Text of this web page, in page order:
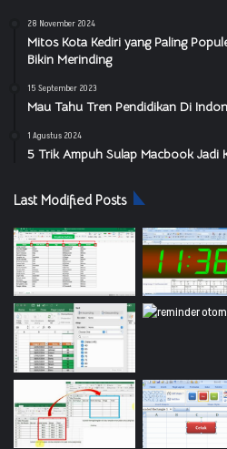
28 November 2024
Mitos Kota Kediri yang Paling
Bikin Merinding
15 September 2023
Mau Tahu Tren Pendidikan Di
1 Agustus 2024
5 Trik Ampuh Sulap Macbook Jadi
Last Modified Posts